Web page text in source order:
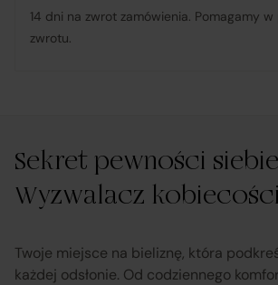
14 dni na zwrot zamówienia. Pomagamy
zwrotu.
Sekret pewności siebie
Wyzwalacz kobiecości
Twoje miejsce na bieliznę, która
każdej odsłonie. Od codziennego
produktową i instrukcje użytkowania
obsługuje odstąpienie od umowy
umowy sprzedaży;